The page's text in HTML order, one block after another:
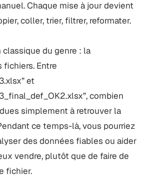
Chaque mise à jour devient
coller, trier, filtrer, reformater.
classique du genre : la
Entre
et
combien
simplement à retrouver la
ce temps-là, vous pourriez
des données fiables ou aider
vendre, plutôt que de faire de
fichier.